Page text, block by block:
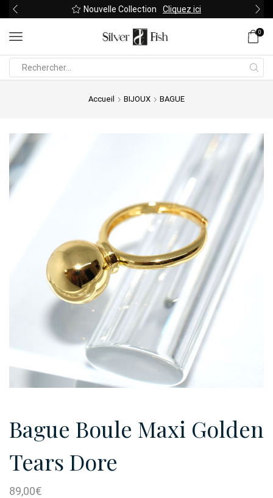
Nouvelle Collection Cliquez ici
0
Accueil BIJOUX BAGUE
Bague Boule Maxi Golden
Tears Dore
89,00€